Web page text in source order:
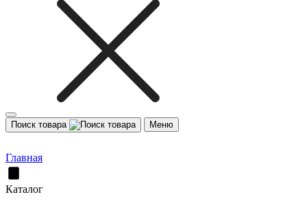
Поиск товара Меню
Главная
Каталог